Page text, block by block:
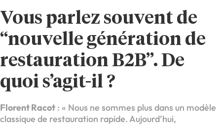
Vous parlez souvent de
“nouvelle génération de
restauration B2B”. De
quoi s’agit-il ?
Florent Racot : « Nous ne sommes plus dans un modèle
classique de restauration rapide. Aujourd’hui,